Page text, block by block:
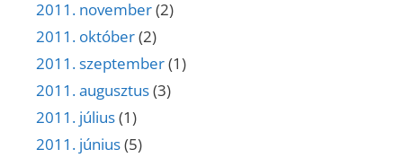
2011. november(2)
2011. október(2)
2011. szeptember(1)
2011. augusztus(3)
2011. július(1)
2011. június(5)